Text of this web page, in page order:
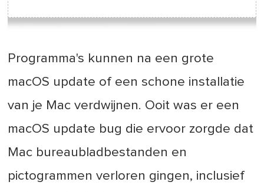
Programma's kunnen na een grote
macOS update of een schone installatie
van je Mac verdwijnen. Ooit was er een
macOS update bug die ervoor zorgde dat
Mac bureaubladbestanden en
pictogrammen verloren gingen, inclusief